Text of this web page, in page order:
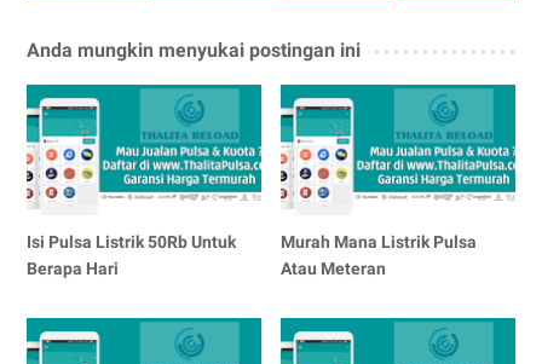
Anda mungkin menyukai postingan ini
Isi Pulsa Listrik 50Rb Untuk
Berapa Hari
Murah Mana Listrik Pulsa
Atau Meteran